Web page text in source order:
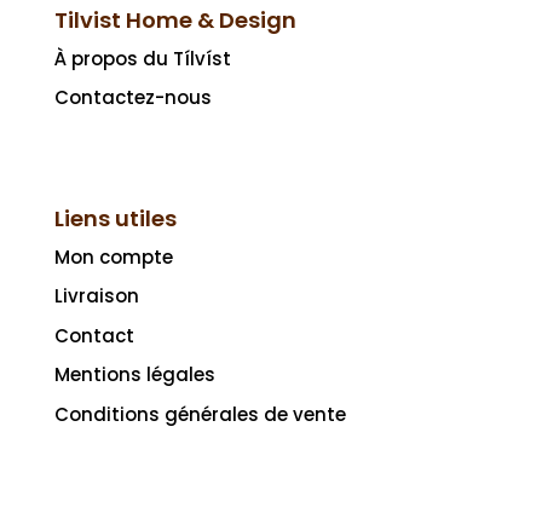
Tilvist Home & Design
À propos du Tílvíst
Contactez-nous
Liens utiles
Mon compte
Livraison
Contact
Mentions légales
Conditions générales de vente